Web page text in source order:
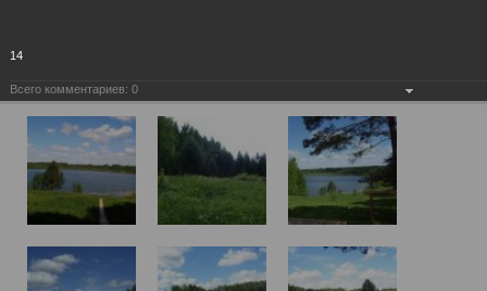
14
Всего комментариев: 0